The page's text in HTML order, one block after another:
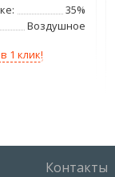
35%
Воздушное
1 клик!
Контакты